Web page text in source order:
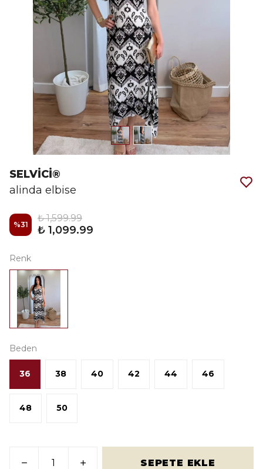
SELVİCİ®
alinda elbise
%31
₺ 1,599.99
₺ 1,099.99
Renk
Beden
36 38 40 42 44 46
48 50
SEPETE EKLE